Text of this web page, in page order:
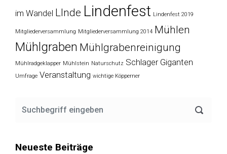
im Wandel LInde Lindenfest Lindenfest 2019
Mitgliederversammlung Mitgliederversammlung 2014 Mühlen
Mühlgraben Mühlgrabenreinigung
Mühlradgeklapper Mühlstein Naturschutz Schlager Giganten
Umfrage Veranstaltung wichtige Köpperner
Neueste Beiträge